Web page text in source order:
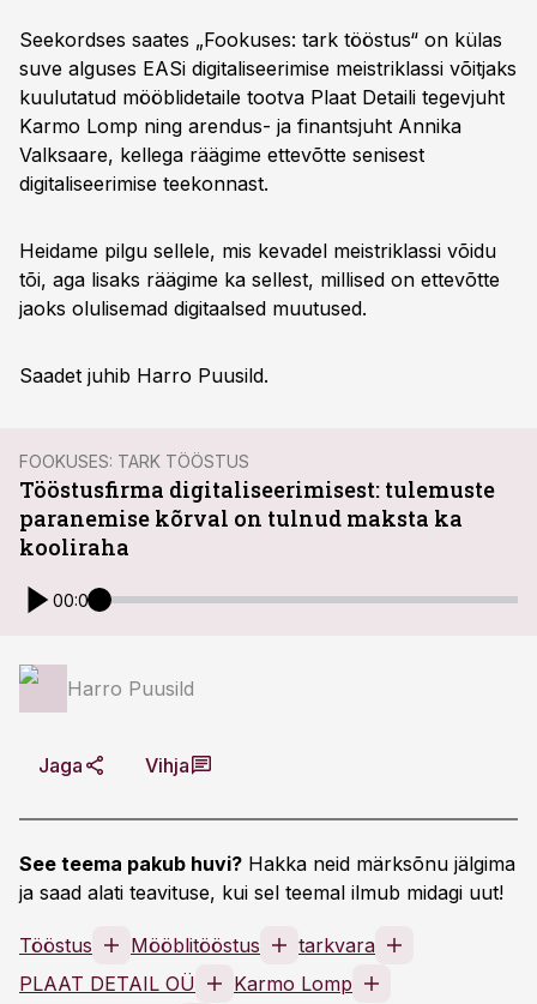
Seekordses saates „Fookuses: tark tööstus“ on külas
suve alguses EASi digitaliseerimise meistriklassi võitjaks
kuulutatud mööblidetaile tootva Plaat Detaili tegevjuht
Karmo Lomp ning arendus- ja finantsjuht Annika
Valksaare, kellega räägime ettevõtte senisest
digitaliseerimise teekonnast.
Heidame pilgu sellele, mis kevadel meistriklassi võidu
tõi, aga lisaks räägime ka sellest, millised on ettevõtte
jaoks olulisemad digitaalsed muutused.
Saadet juhib Harro Puusild.
FOOKUSES: TARK TÖÖSTUS
Tööstusfirma digitaliseerimisest: tulemuste
paranemise kõrval on tulnud maksta ka
kooliraha
00:00
Harro Puusild
Jaga Vihja
See teema pakub huvi? Hakka neid märksõnu jälgima
ja saad alati teavituse, kui sel teemal ilmub midagi uut!
Tööstus Mööblitööstus
tarkvara
PLAAT DETAIL OÜ
Karmo Lomp